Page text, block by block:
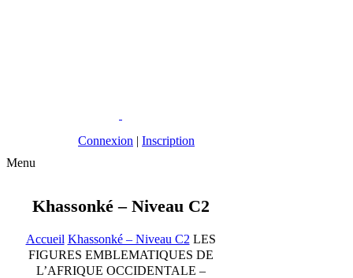
Connexion | Inscription
Menu
Khassonké – Niveau C2
Accueil Khassonké – Niveau C2 LES
FIGURES EMBLEMATIQUES DE
L’AFRIQUE OCCIDENTALE –